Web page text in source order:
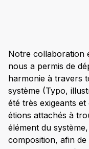
Notre collaboration
nous a permis de
harmonie à travers
système (Typo,
été très exigeants
étions attachés à
élément du
composition, afin